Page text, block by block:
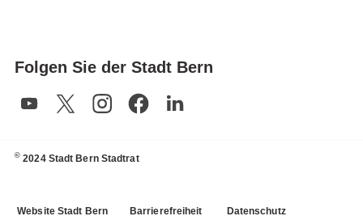
Folgen Sie der Stadt Bern
© 2024 Stadt Bern Stadtrat
Website Stadt Bern Barrierefreiheit Datenschutz